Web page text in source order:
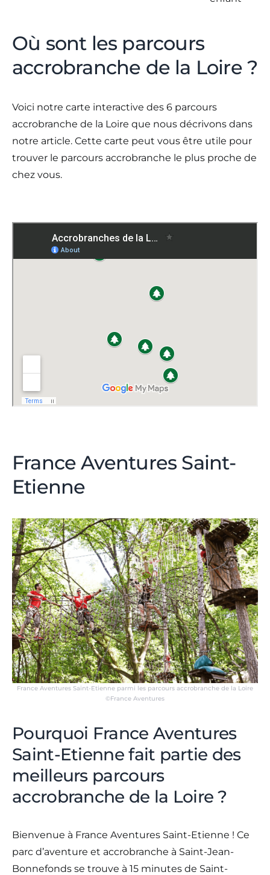
Où sont les parcours
accrobranche de la Loire ?
Voici notre carte interactive des 6 parcours
accrobranche de la Loire que nous décrivons dans
notre article. Cette carte peut vous être utile pour
trouver le parcours accrobranche le plus proche de
chez vous.
France Aventures Saint-
Etienne
France Aventures Saint-Etienne parmi les parcours accrobranche de la Loire
©France Aventures
Pourquoi France Aventures
Saint-Etienne fait partie des
meilleurs parcours
accrobranche de la Loire ?
Bienvenue à France Aventures Saint-Etienne ! Ce
parc d’aventure et accrobranche à Saint-Jean-
Bonnefonds se trouve à 15 minutes de Saint-